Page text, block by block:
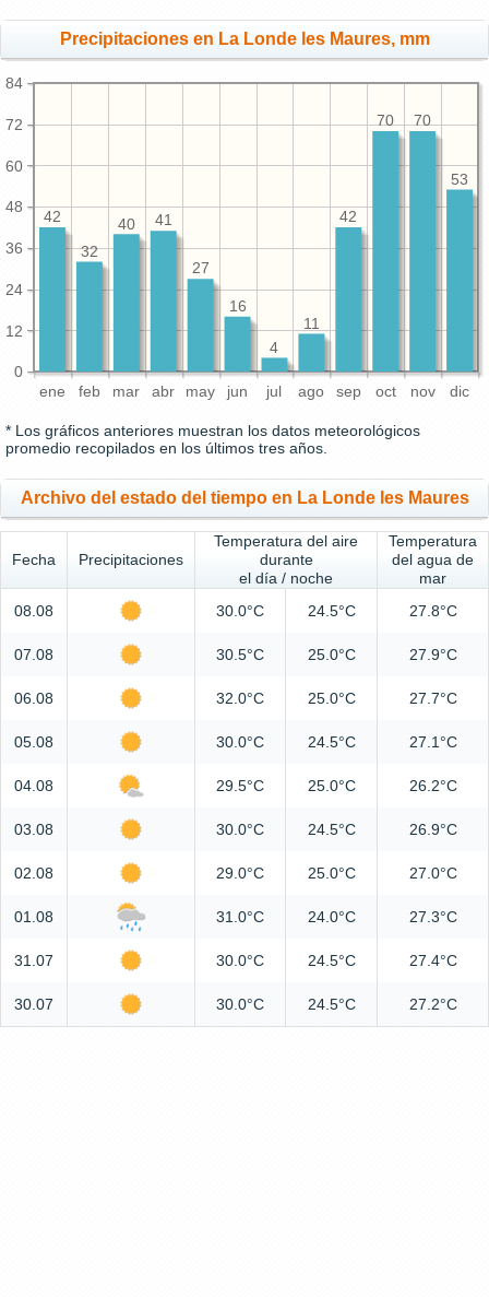
Precipitaciones en La Londe les Maures, mm
ene feb mar abr may jun jul ago sep oct nov dic
0
12
24
36
48
60
72
84
53
70
70
42
11
4
16
27
41
40
32
42
* Los gráficos anteriores muestran los datos meteorológicos
promedio recopilados en los últimos tres años.
Archivo del estado del tiempo en La Londe les Maures
Fecha Precipitaciones
Temperatura del aire
durante
el día / noche
Temperatura
del agua de
mar
08.08
30.0°C 24.5°C 27.8°C
07.08 30.5°C 25.0°C 27.9°C
06.08 32.0°C 25.0°C 27.7°C
05.08 30.0°C 24.5°C 27.1°C
04.08 29.5°C 25.0°C 26.2°C
03.08 30.0°C 24.5°C 26.9°C
02.08 29.0°C 25.0°C 27.0°C
01.08 31.0°C 24.0°C 27.3°C
31.07 30.0°C 24.5°C 27.4°C
30.07 30.0°C 24.5°C 27.2°C